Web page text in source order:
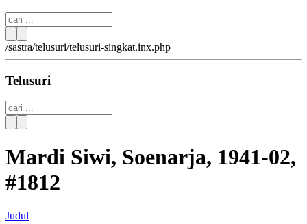
/sastra/telusuri/telusuri-singkat.inx.php
Telusuri
Mardi Siwi, Soenarja, 1941-02,
#1812
Judul